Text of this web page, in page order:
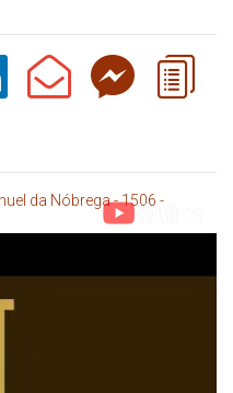
da Nóbrega - 1506 -